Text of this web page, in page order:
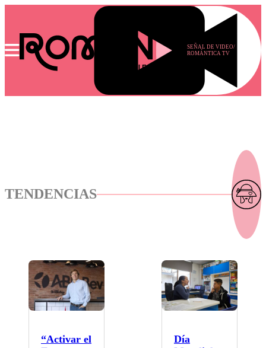
SEÑAL DE VIDEO/
ROMÁNTICA TV
TENDENCIAS
“Activar el
Día